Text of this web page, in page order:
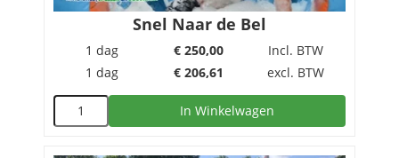
Snel Naar de Bel
1 dag € 250,00
Incl. BTW
1 dag
€ 206,61 excl. BTW
In Winkelwagen